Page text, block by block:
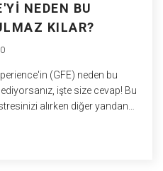
NEDEN BU
KILAR?
0
(GFE) neden bu
işte size cevap! Bu
alırken diğer yandan
tatmin olduğunu